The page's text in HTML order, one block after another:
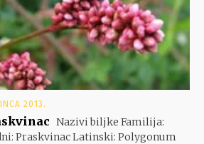
2013.
Nazivi biljke Familija:
Praskvinac Latinski: Polygonum